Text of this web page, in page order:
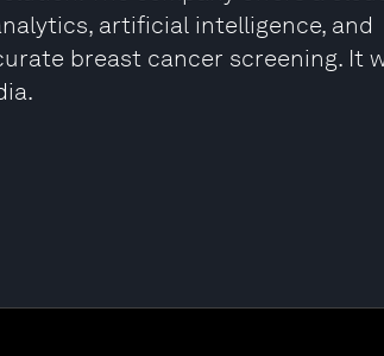
artificial intelligence, and
breast cancer screening. It